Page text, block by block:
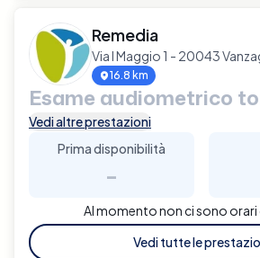
Remedia
Via I Maggio 1 - 20043
16.8 km
Esame audiometrico
Vedi altre prestazioni
Prima disponibilità
-
Al momento non ci sono
Vedi tutte le